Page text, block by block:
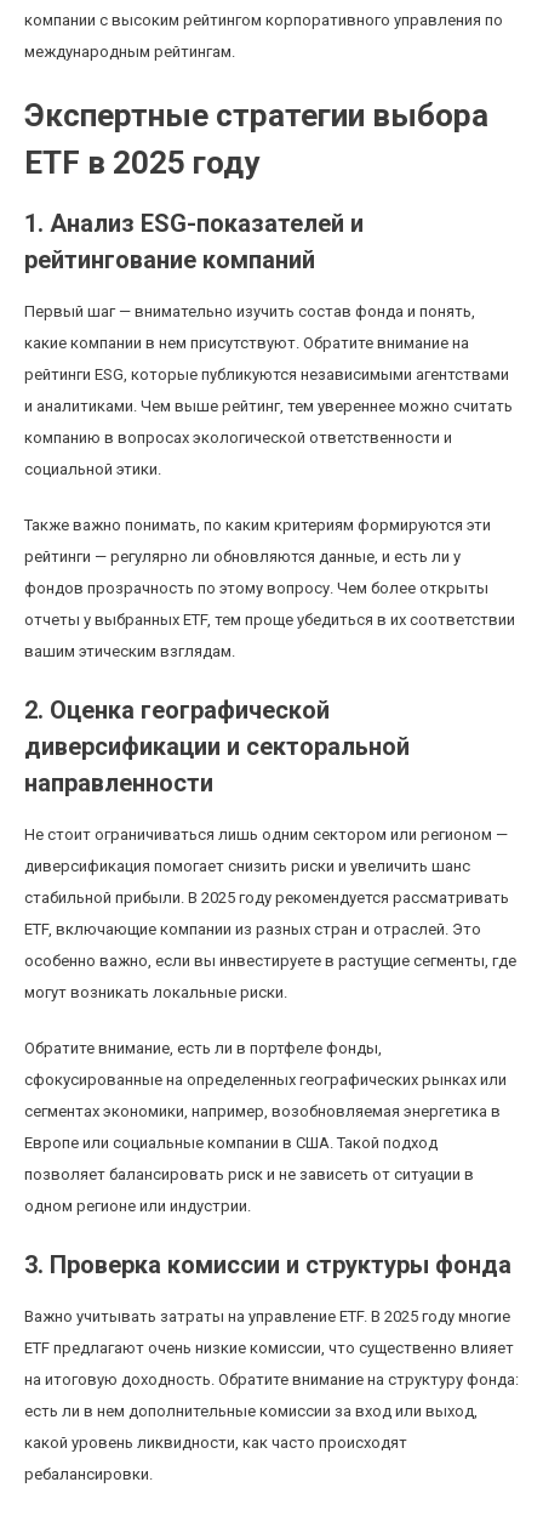
компании с высоким рейтингом корпоративного управления по
международным рейтингам.
Экспертные стратегии выбора
ETF в 2025 году
1. Анализ ESG-показателей и
рейтингование компаний
Первый шаг — внимательно изучить состав фонда и понять,
какие компании в нем присутствуют. Обратите внимание на
рейтинги ESG, которые публикуются независимыми агентствами
и аналитиками. Чем выше рейтинг, тем увереннее можно считать
компанию в вопросах экологической ответственности и
социальной этики.
Также важно понимать, по каким критериям формируются эти
рейтинги — регулярно ли обновляются данные, и есть ли у
фондов прозрачность по этому вопросу. Чем более открыты
отчеты у выбранных ETF, тем проще убедиться в их соответствии
вашим этическим взглядам.
2. Оценка географической
диверсификации и секторальной
направленности
Не стоит ограничиваться лишь одним сектором или регионом —
диверсификация помогает снизить риски и увеличить шанс
стабильной прибыли. В 2025 году рекомендуется рассматривать
ETF, включающие компании из разных стран и отраслей. Это
особенно важно, если вы инвестируете в растущие сегменты, где
могут возникать локальные риски.
Обратите внимание, есть ли в портфеле фонды,
сфокусированные на определенных географических рынках или
сегментах экономики, например, возобновляемая энергетика в
Европе или социальные компании в США. Такой подход
позволяет балансировать риск и не зависеть от ситуации в
одном регионе или индустрии.
3. Проверка комиссии и структуры фонда
Важно учитывать затраты на управление ETF. В 2025 году многие
ETF предлагают очень низкие комиссии, что существенно влияет
на итоговую доходность. Обратите внимание на структуру фонда:
есть ли в нем дополнительные комиссии за вход или выход,
какой уровень ликвидности, как часто происходят
ребалансировки.